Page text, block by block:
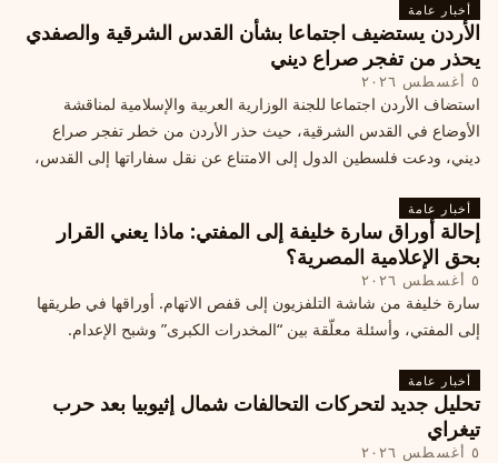
أخبار عامة
الأردن يستضيف اجتماعا بشأن القدس الشرقية والصفدي
يحذر من تفجر صراع ديني
٥ أغسطس ٢٠٢٦
استضاف الأردن اجتماعا للجنة الوزارية العربية والإسلامية لمناقشة
الأوضاع في القدس الشرقية، حيث حذر الأردن من خطر تفجر صراع
ديني، ودعت فلسطين الدول إلى الامتناع عن نقل سفاراتها إلى القدس،
أخبار عامة
إحالة أوراق سارة خليفة إلى المفتي: ماذا يعني القرار
بحق الإعلامية المصرية؟
٥ أغسطس ٢٠٢٦
سارة خليفة من شاشة التلفزيون إلى قفص الاتهام. أوراقها في طريقها
إلى المفتي، وأسئلة معلّقة بين “المخدرات الكبرى” وشبح الإعدام.
أخبار عامة
تحليل جديد لتحركات التحالفات شمال إثيوبيا بعد حرب
تيغراي
٥ أغسطس ٢٠٢٦